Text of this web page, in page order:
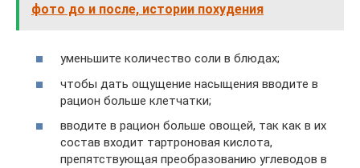
фото до и после, истории похудения
уменьшите количество соли в блюдах;
чтобы дать ощущение насыщения вводите в
рацион больше клетчатки;
вводите в рацион больше овощей, так как в их
состав входит тартроновая кислота,
препятствующая преобразованию углеводов в